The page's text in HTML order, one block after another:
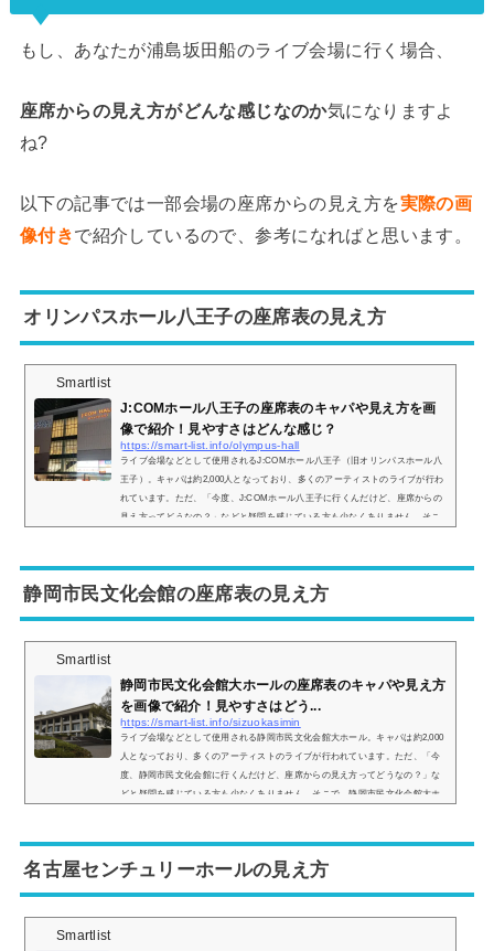
もし、あなたが浦島坂田船のライブ会場に行く場合、
座席からの見え方がどんな感じなのか気になりますよ
ね?
以下の記事では一部会場の座席からの見え方を実際の画
像付きで紹介しているので、参考になればと思います。
オリンパスホール八王子の座席表の見え方
Smartlist
J:COMホール八王子の座席表のキャパや見え方を画
像で紹介！見やすさはどんな感じ？
https://smart-list.info/olympus-hall
ライブ会場などとして使用されるJ:COMホール八王子（旧オリンパスホール八
王子）。キャパは約2,000人となっており、多くのアーティストのライブが行わ
れています。ただ、「今度、J:COMホール八王子に行くんだけど、座席からの
見え方ってどうなの？」などと疑問を感じている方も少なくありません。そこ
席表とキャパは？J:COMホール八王子（旧オリンパスホール八王子）の座席表
の画像は以...
静岡市民文化会館の座席表の見え方
Smartlist
静岡市民文化会館大ホールの座席表のキャパや見え方
を画像で紹介！見やすさはどう...
https://smart-list.info/sizuokasimin
ライブ会場などとして使用される静岡市民文化会館大ホール。キャパは約2,000
人となっており、多くのアーティストのライブが行われています。ただ、「今
度、静岡市民文化会館に行くんだけど、座席からの見え方ってどうなの？」な
どと疑問を感じている方も少なくありません。そこで、静岡市民文化会館大ホ
は？静岡市民文化会館大ホールの座席表の画像は以下の通りです。座席は 1階
席 2...
名古屋センチュリーホールの見え方
Smartlist